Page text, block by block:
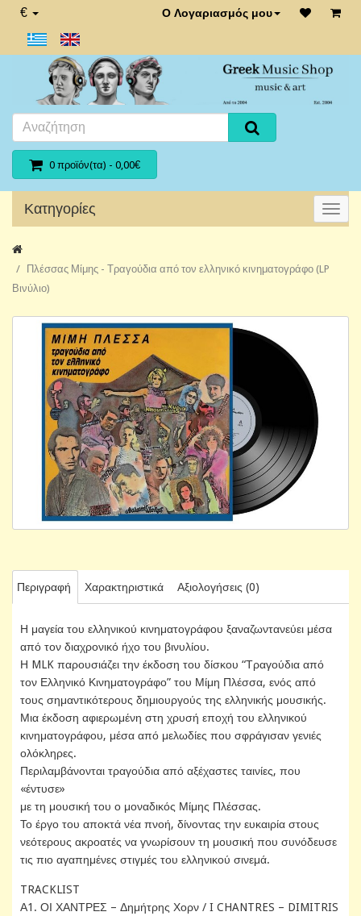
€ Ο Λογαριασμός μου
0 προϊόν(τα) - 0,00€
Κατηγορίες
Πλέσσας Μίμης - Τραγούδια από τον ελληνικό κινηματογράφο (LP
Βινύλιο)
Περιγραφή Χαρακτηριστικά Αξιολογήσεις (0)
Η μαγεία του ελληνικού κινηματογράφου ξαναζωντανεύει μέσα
από τον διαχρονικό ήχο του βινυλίου.
Η MLK παρουσιάζει την έκδοση του δίσκου “Τραγούδια από
τον Ελληνικό Κινηματογράφο” του Μίμη Πλέσσα, ενός από
τους σημαντικότερους δημιουργούς της ελληνικής μουσικής.
Μια έκδοση αφιερωμένη στη χρυσή εποχή του ελληνικού
κινηματογράφου, μέσα από μελωδίες που σφράγισαν γενιές
ολόκληρες.
Περιλαμβάνονται τραγούδια από αξέχαστες ταινίες, που
«έντυσε»
με τη μουσική του ο μοναδικός Μίμης Πλέσσας.
Το έργο του αποκτά νέα πνοή, δίνοντας την ευκαιρία στους
νεότερους ακροατές να γνωρίσουν τη μουσική που συνόδευσε
τις πιο αγαπημένες στιγμές του ελληνικού σινεμά.
TRACKLIST
Α1. ΟΙ ΧΑΝΤΡΕΣ – Δημήτρης Χορν / I CHANTRES – DIMITRIS